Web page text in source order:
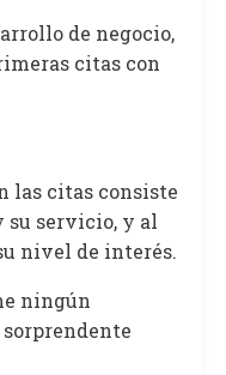
de negocio,
citas con
las citas consiste
su servicio, y al
nivel de interés.
ningún
sorprendente